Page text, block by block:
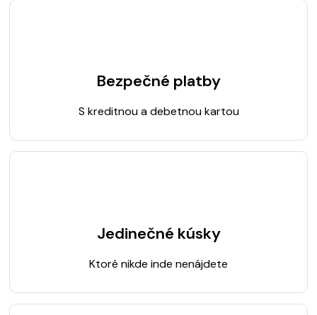
Bezpečné platby
S kreditnou a debetnou kartou
Jedinečné kúsky
Ktoré nikde inde nenájdete